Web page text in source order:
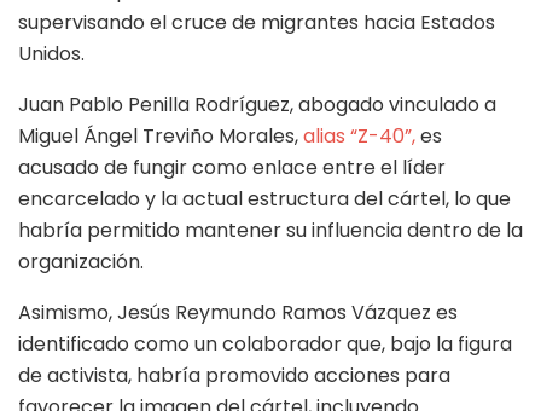
supervisando el cruce de migrantes hacia Estados
Unidos.
Juan Pablo Penilla Rodríguez, abogado vinculado a
Miguel Ángel Treviño Morales,alias “Z-40”,es
acusado de fungir como enlace entre el líder
encarcelado y la actual estructura del cártel, lo que
habría permitido mantener su influencia dentro de la
organización.
Asimismo, Jesús Reymundo Ramos Vázquez es
identificado como un colaborador que, bajo la figura
de activista, habría promovido acciones para